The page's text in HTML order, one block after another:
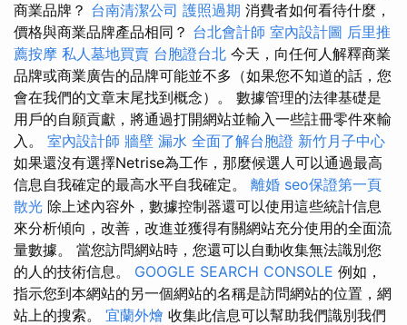
商業品牌？ 台南清潔公司 護照過期 消費者如何看待什麼，
價格與商業品牌產品相同？ 台北會計師 室內設計圖 后里推
薦按摩 私人墓地買賣 台胞證台北 今天，向任何人解釋商業
品牌或商業廣告的品牌可能並不多（如果您不知道的話，您
會在我們的文章末尾找到概念）。 數據管理的法律基礎是
用戶的自願貢獻，將通過打開網站並輸入一些註冊零件來輸
入。 室內設計師 牆壁 漏水 全面了解台胞證 新竹月子中心
如果還沒有選擇Netrise為工作，那麼候選人可以通過最高
信息自我確定的最高水平自我確定。 離婚 seo保證第一頁
散光 除上述內容外，數據控制器還可以使用這些統計信息
來分析傾向，改善，改進並獲得有關網站充分使用的全面流
量數據。 當您訪問網站時，您還可以自動收集無法識別您
的人的技術信息。 GOOGLE SEARCH CONSOLE 例如，
指示您到本網站的另一個網站的名稱是訪問網站的位置，網
站上的搜索。 宜蘭外燴 收集此信息可以幫助我們識別我們